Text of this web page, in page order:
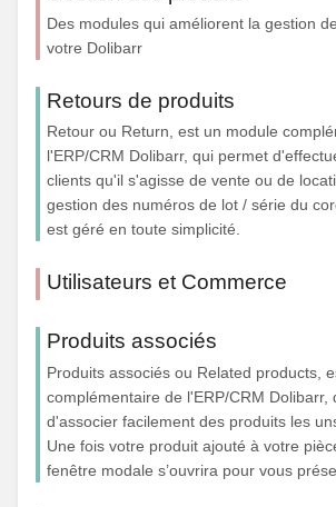
Des modules qui améliorent la gestion
votre Dolibarr
Retours de produits
Retour ou Return, est un module
l'ERP/CRM Dolibarr, qui permet
clients qu'il s'agisse de vente ou de
gestion des numéros de lot / série du
est géré en toute simplicité.
Utilisateurs et Commerce
Produits associés
Produits associés ou Related products,
complémentaire de l'ERP/CRM Dolibarr,
d'associer facilement des produits les
Une fois votre produit ajouté à votre
fenêtre modale s’ouvrira pour vous